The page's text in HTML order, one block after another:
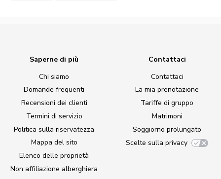
Saperne di più
Chi siamo
Domande frequenti
Recensioni dei clienti
Termini di servizio
Politica sulla riservatezza
Mappa del sito
Elenco delle proprietà
Non affiliazione alberghiera
Contattaci
Contattaci
La mia prenotazione
Tariffe di gruppo
Matrimoni
Soggiorno prolungato
Scelte sulla privacy